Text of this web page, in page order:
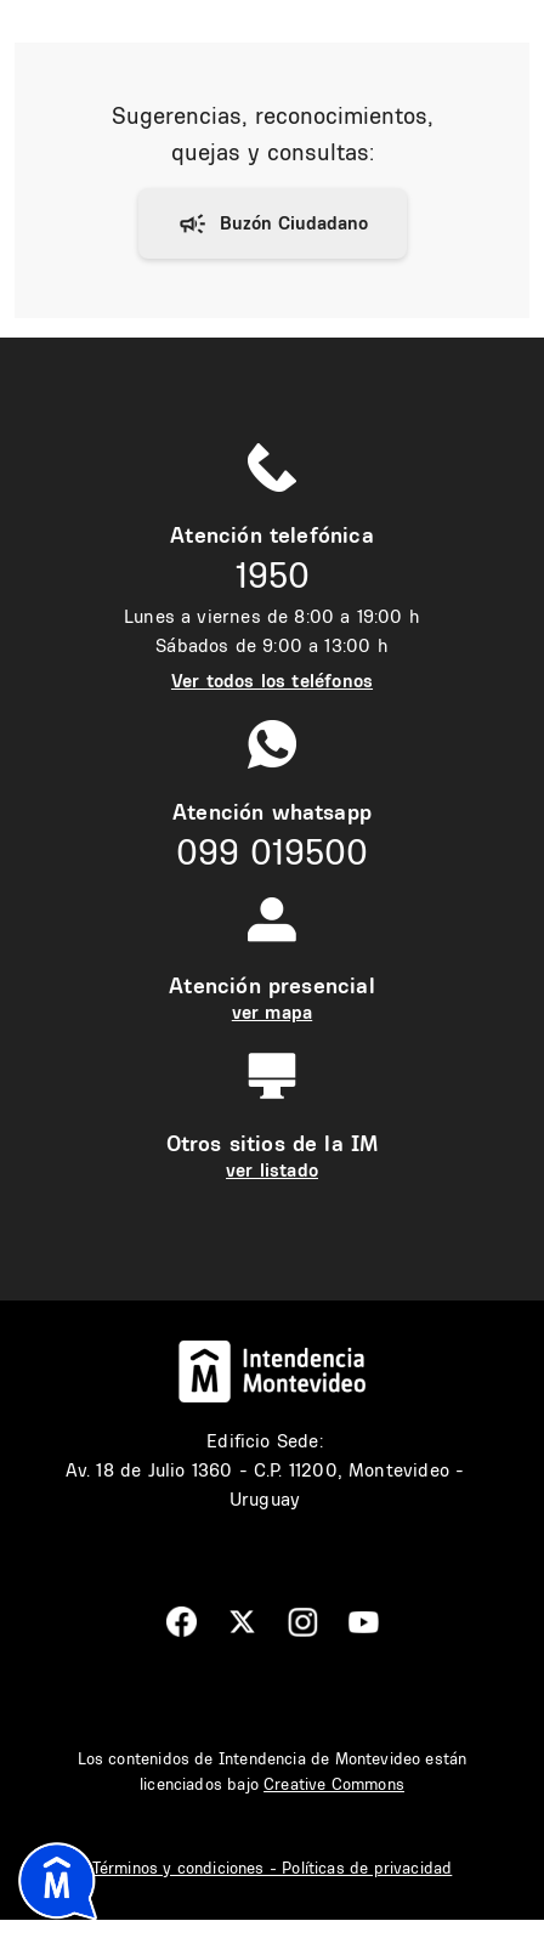
Sugerencias, reconocimientos,
quejas y consultas:
Atención telefónica
1950
Lunes a viernes de 8:00 a 19:00 h
Sábados de 9:00 a 13:00 h
Ver todos los teléfonos
Atención whatsapp
099 019500
Atención presencial
ver mapa
Otros sitios de la IM
ver listado
Edificio Sede:
Av. 18 de Julio 1360 - C.P. 11200, Montevideo -
Uruguay
Los contenidos de Intendencia de Montevideo están
licenciados bajoCreative Commons
Términos y condiciones - Políticas de privacidad